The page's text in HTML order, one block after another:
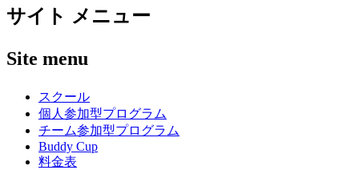
サイト メニュー
Site menu
スクール
個人参加型プログラム
チーム参加型プログラム
Buddy Cup
料金表